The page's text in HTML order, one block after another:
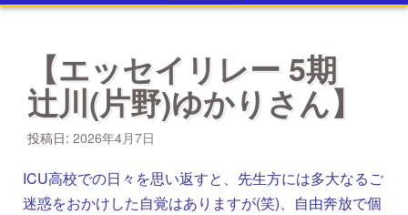
ッ
【エッセイリレー 5期
辻川(片野)ゆかりさん】
投稿日: 2026年4月7日
ICU高校での日々を思い返すと、先生方には多大なるご
迷惑をおかけした自覚はありますが(笑)、自由奔放で個